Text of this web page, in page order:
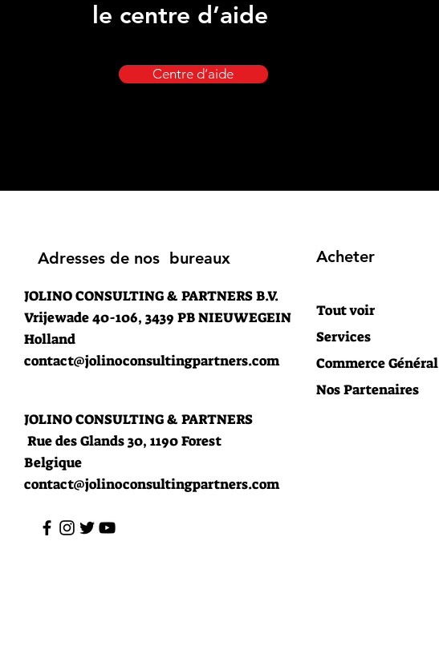
le centre d’aide
Centre d’aide
Adresses de nos bureaux
JOLINO CONSULTING & PARTNERS B.V.
Vrijewade40-106, 3439 PB NIEUWEGEIN
Holland
contact@jolinoconsultingpartners.com
JOLINO CONSULTING & PARTNERS
Rue des Glands 30, 1190 Forest
Belgique
contact@jolinoconsultingpartners.com
Acheter
Tout voir
Services
Commerce Général
Nos Partenaires